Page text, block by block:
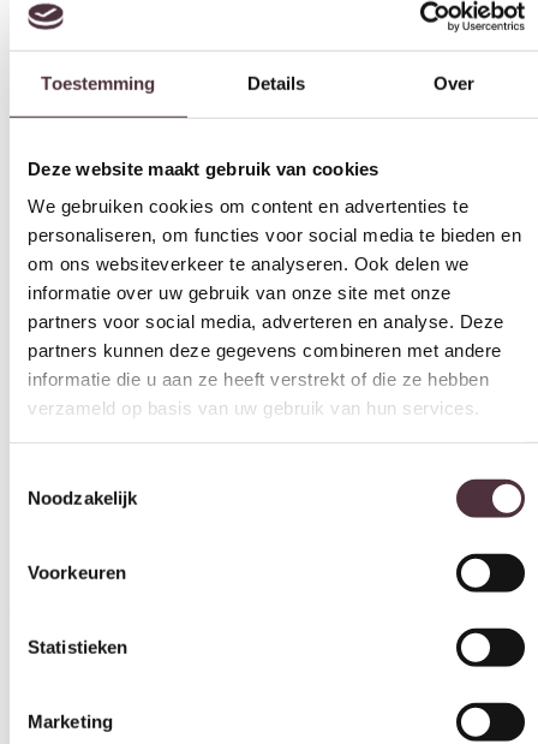
Toestemming Over
Deze website maakt gebruik van cookies
personaliseren, om functies voor social media te bieden en
om ons websiteverkeer te analyseren. Ook delen we
informatie over uw gebruik van onze site met onze
partners voor social media, adverteren en analyse. Deze
partners kunnen deze gegevens combineren met andere
informatie die u aan ze heeft verstrekt of die ze hebben
verzameld op basis van uw gebruik van hun services.
Toestemmingsselectie
Voorkeuren
Statistieken
Marketing
Zwart
Mangohout
Legplanken achter de deuren
Ja
Gemonteerd geleverd
Geadviseerd onderhoudsmiddel
Matt Polish Care Kit
Categorie
Ruim2500m2 showroom